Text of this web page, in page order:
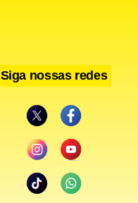
Siga nossas redes